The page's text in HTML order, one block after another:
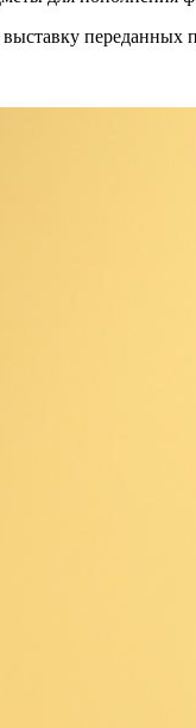
переданных